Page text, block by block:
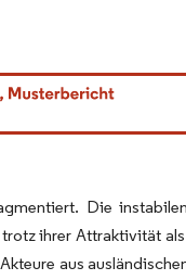
CC BY 4.0.
Die
ihrer Attraktivität
aus